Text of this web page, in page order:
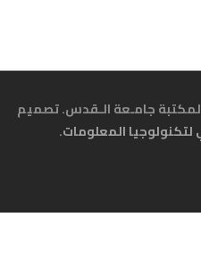
لمكتبة جامـعة الـقدس. تصميم
المعلومات.